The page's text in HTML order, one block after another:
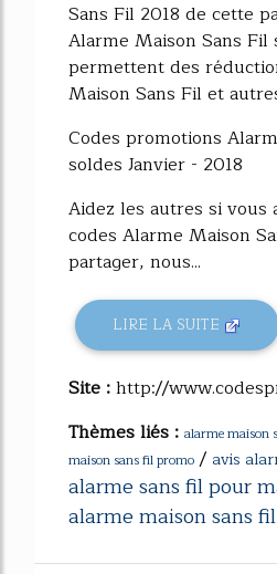
Sans Fil 2018 de cette
Alarme Maison Sans Fil
permettent des
Maison Sans Fil et
Codes promotions
soldes Janvier - 2018
Aidez les autres si vous
codes Alarme Maison
partager, nous...
LIRE LA SUITE
Site :http://
Thèmes liés : alarme maison
maison sans fil promo / avis
alarme sans fil pour
alarme maison sans fil